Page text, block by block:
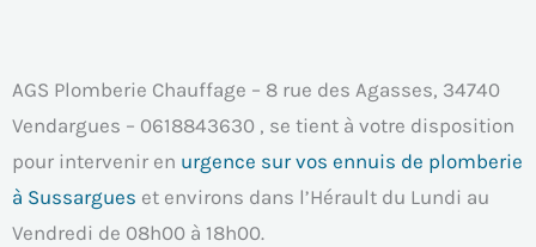
AGS Plomberie Chauffage – 8 rue des Agasses, 34740
Vendargues – 0618843630 , se tient à votre disposition
pour intervenir en urgence sur vos ennuis de plomberie
à Sussargues et environs dans l’Hérault du Lundi au
Vendredi de 08h00 à 18h00.